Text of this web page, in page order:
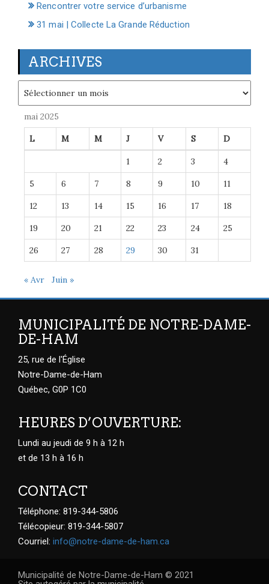
Rencontrer votre service d’urbanisme
31 mai | Collecte La Grande Réduction
ARCHIVES
mai 2025
L M M J V S D
1 2 3 4
5 6 7 8 9 10 11
12 13 14 15 16 17 18
19 20 21 22 23 24 25
26 27 28 29 30 31
« Avr Juin »
MUNICIPALITÉ DE NOTRE-DAME-
DE-HAM
25, rue de l'Église
Notre-Dame-de-Ham
Québec, G0P 1C0
HEURES D’OUVERTURE:
Lundi au jeudi de 9 h à 12 h
et de 13 h à 16 h
CONTACT
Téléphone: 819-344-5806
Télécopieur: 819-344-5807
Courriel: info@notre-dame-de-ham.ca
Municipalité de Notre-Dame-de-Ham © 2021